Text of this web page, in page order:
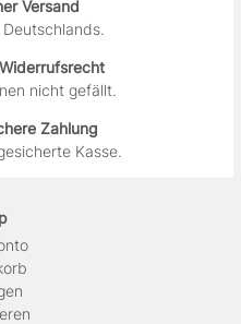
Versand
nicht gefällt.
Zahlung
Kasse.